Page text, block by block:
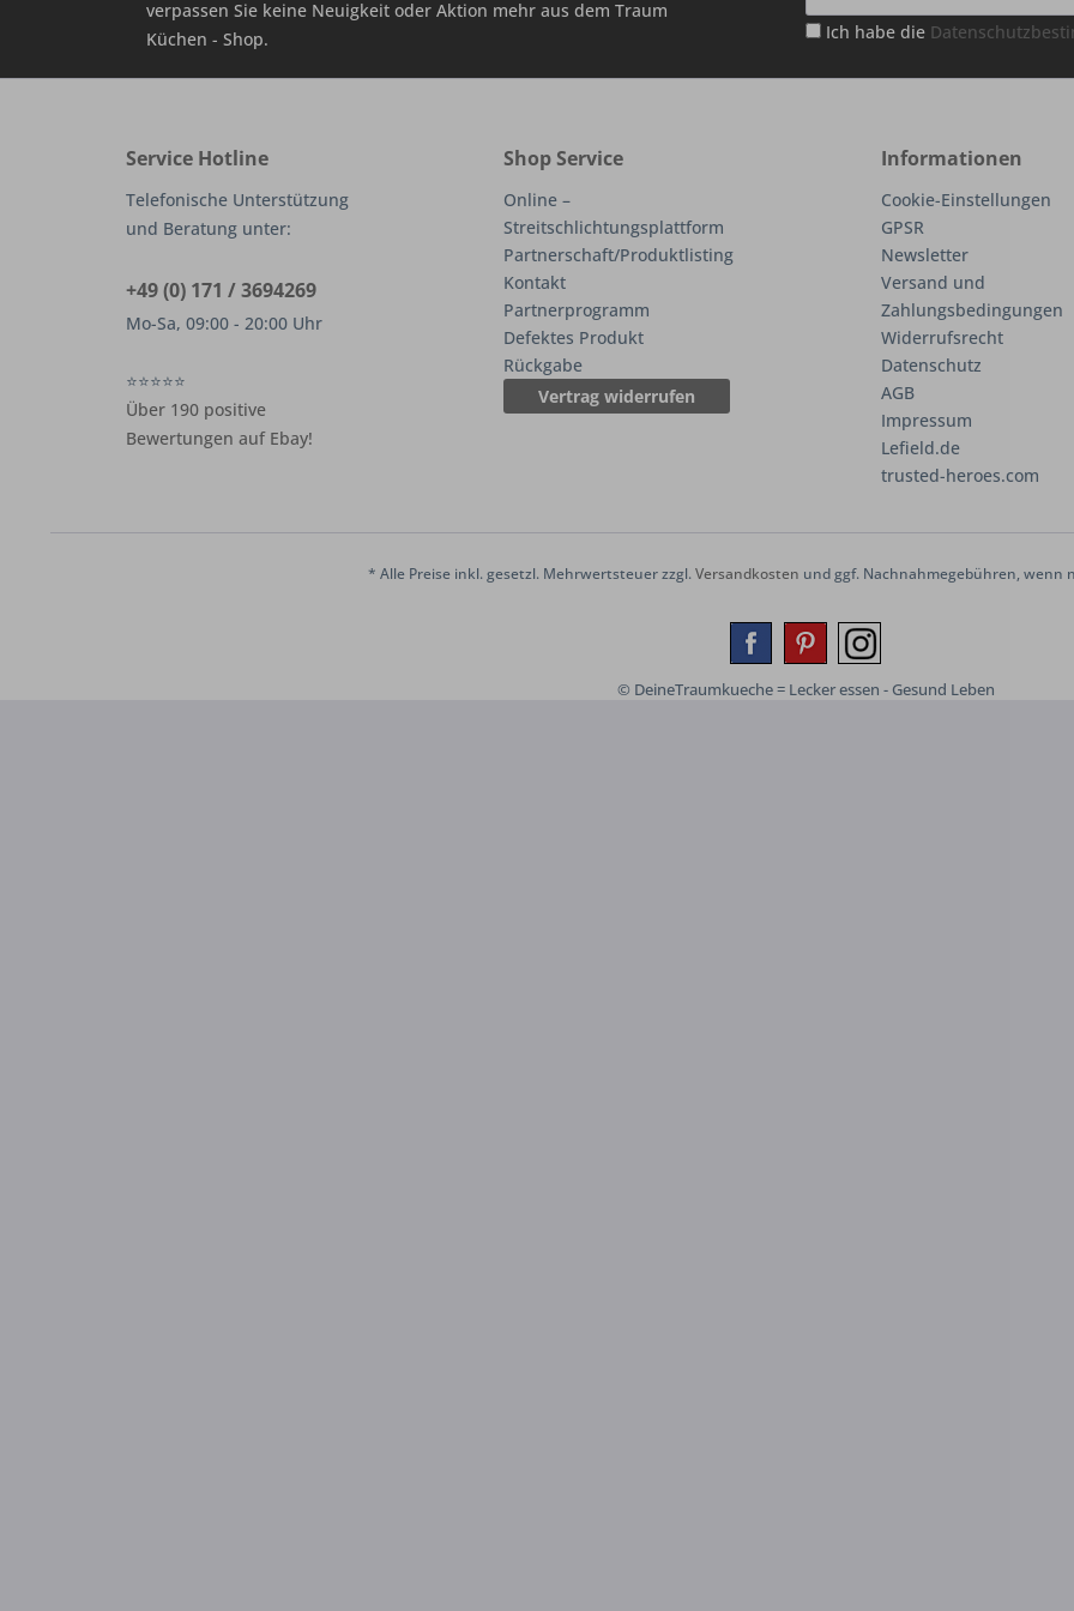
verpassen Sie keine Neuigkeit oder Aktion mehr aus dem Traum
Küchen - Shop.
Ich habe die
Service Hotline
Telefonische Unterstützung
und Beratung unter:
+49 (0) 171 / 3694269
Mo-Sa, 09:00 - 20:00 Uhr
⭐⭐⭐⭐⭐
Über 190 positive
Bewertungen auf Ebay!
Shop Service
Online –
Streitschlichtungsplattform
Partnerschaft/Produktlisting
Kontakt
Partnerprogramm
Defektes Produkt
Rückgabe
Vertrag widerrufen
Informationen
Cookie-Einstellungen
GPSR
Newsletter
Versand und
Zahlungsbedingungen
Widerrufsrecht
Datenschutz
AGB
Impressum
Lefield.de
trusted-heroes.com
* Alle Preise inkl. gesetzl. Mehrwertsteuer zzgl.Versandkosten und ggf. Nachnahmegebühren, wenn
© DeineTraumkueche = Lecker essen - Gesund Leben